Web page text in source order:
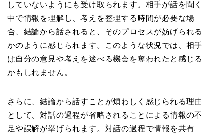
していないようにも受け取られます。相手が話を聞く
中で情報を理解し、考えを整理する時間が必要な場
合、結論から話されると、そのプロセスが妨げられる
かのように感じられます。このような状況では、相手
は自分の意見や考えを述べる機会を奪われたと感じる
かもしれません。
さらに、結論から話すことが煩わしく感じられる理由
として、対話の過程が省略されることによる情報の不
足や誤解が挙げられます。対話の過程で情報を共有